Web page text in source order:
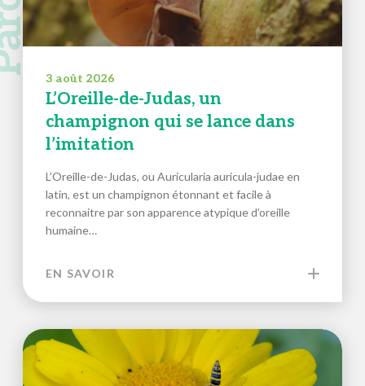
3 août 2026
L’Oreille-de-Judas, un
champignon qui se lance dans
l’imitation
L’Oreille-de-Judas, ou Auricularia auricula-judae en
latin, est un champignon étonnant et facile à
reconnaitre par son apparence atypique d’oreille
humaine…
EN SAVOIR